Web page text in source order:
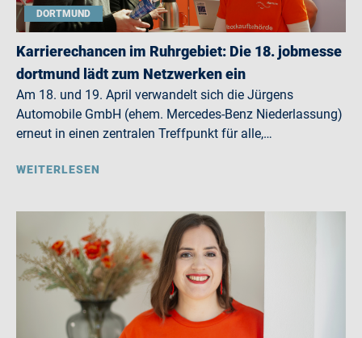
DORTMUND
Karrierechancen im Ruhrgebiet: Die 18. jobmesse
dortmund lädt zum Netzwerken ein
Am 18. und 19. April verwandelt sich die Jürgens
Automobile GmbH (ehem. Mercedes-Benz Niederlassung)
erneut in einen zentralen Treffpunkt für alle,…
WEITERLESEN